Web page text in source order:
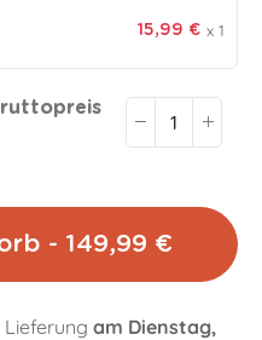
15,99 € x 1
- 149,99 €
am Dienstag,